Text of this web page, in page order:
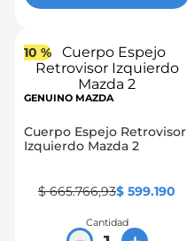
10 %
GENUINO MAZDA
Cuerpo Espejo Retrovisor
Izquierdo Mazda 2
$ 665.766,93$ 599.190
Cantidad